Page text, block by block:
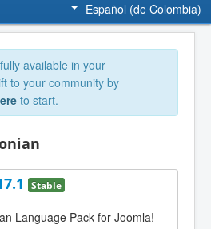
Español (de Colombia)
available in your
to your community by
to start.
Stable
Language Pack for Joomla!